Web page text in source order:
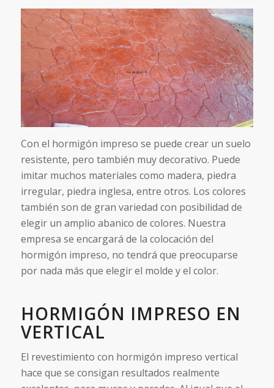
Con el hormigón impreso se puede crear un suelo
resistente, pero también muy decorativo. Puede
imitar muchos materiales como madera, piedra
irregular, piedra inglesa, entre otros. Los colores
también son de gran variedad con posibilidad de
elegir un amplio abanico de colores. Nuestra
empresa se encargará de la colocación del
hormigón impreso, no tendrá que preocuparse
por nada más que elegir el molde y el color.
HORMIGÓN IMPRESO EN
VERTICAL
El revestimiento con hormigón impreso vertical
hace que se consigan resultados realmente